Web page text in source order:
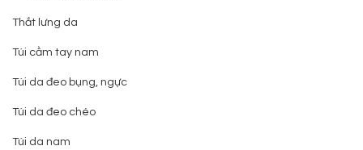
Thắt lưng da
Túi cầm tay nam
Túi da đeo bụng, ngực
Túi da đeo chéo
Túi da nam